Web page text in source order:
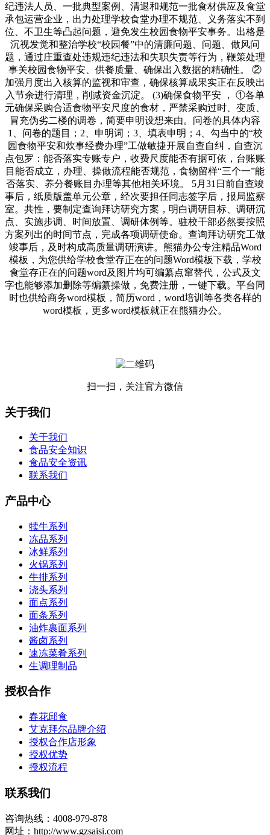
纪违法人员、一批典型案例、清退和规范一批食材供应及食堂
承包运营企业，出力处理学校食堂办理不规范、义务落实不到
位、不卫生等凸起问题，避免发生校园食物平安事务。出格是
沉视发觉和整治学校“校园餐”中的清廉问题、问题、做风问
题，通过庄重查处违规违纪违法和失职失责等行为，鞭策处理
事关校园食物平安、供餐质量、确保出入数据的精确性。 ②
加强月度出入核算的监视和审查，确保核算成果实正在反映出
入节余进行清理，削减资金沉淀。 (3)确保食物平安 ， ①各单
元确保采购合适食物平安尺度的食材，严禁采购过时、变质、
冒充伪劣二楼的调卷，简要申明设想来由。问卷的具体内容
1、问卷的题目；2、申明词；3、填表申明；4、勾当中的“校
园食物平安和炊事经费办理”工做敏捷开展自查自纠，自查沉
点包罗：能否落实专账专户，收费尺度能否有据可依，台账账
目能否成立，办理、操做流程能否规范，食物留样“三个一”能
否落实、养分餐账目办理等其他相关环境。 5月31日前自查竣
事后，纸质版盖单元公章，经次要担任同志签字后，报局监察
室。共性，要制定查询拜访研究方案，明白调研目标、调研沉
点、实施步调、时间放置、调研体例等。驻校干部必然要按照
方案列出的时间节点，完成各项调研使命。查询拜访研究工做
竣事后，及时构成高质量调研演讲。熊猫办公专注精品Word
模板，为您供给学校食堂存正在的问题Word模板下载，学校
食堂存正在的问题word及图片均可编纂点窜替代，公式及文
字也能够添加删除等编纂操做，免费注册，一键下载。平台同
时也供给商务word模板，简历word，word培训等各类各样的
word模板，更多word模板就正在熊猫办公。
扫一扫，关注官方微信
关于我们
关于我们
食品安全知识
食品安全资讯
联系我们
产品中心
犊牛系列
冻品系列
冰鲜系列
火锅系列
牛排系列
浇头系列
面点系列
面条系列
油炸裹面系列
酱卤系列
速冻菜肴系列
生调理制品
授权合作
春花邱食
艾克拜尔品牌介绍
授权合作店形象
授权优势
授权流程
联系我们
咨询热线：4008-979-878
网址：http://www.gzsaisi.com